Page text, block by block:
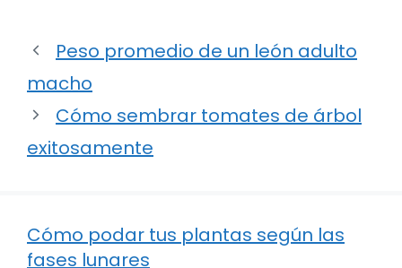
Peso promedio de un león adulto
macho
Cómo sembrar tomates de árbol
exitosamente
Cómo podar tus plantas según las
fases lunares